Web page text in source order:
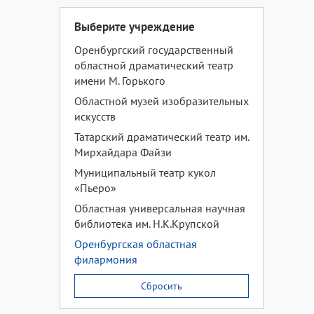
Выберите учреждение
Оренбургский государственный
областной драматический театр
имени М. Горького
Областной музей изобразительных
искусств
Татарский драматический театр им.
Мирхайдара Файзи
Муниципальный театр кукол
«Пьеро»
Областная универсальная научная
библиотека им. Н.К.Крупской
Оренбургская областная
филармония
Сбросить